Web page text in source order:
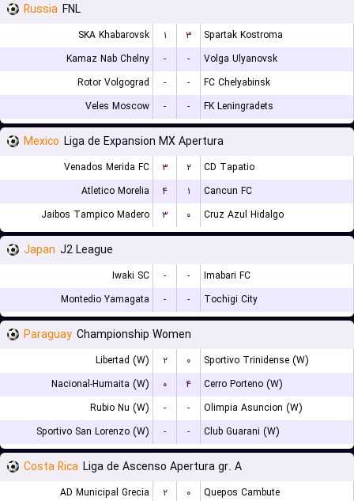
Russia FNL
SKA Khabarovsk ۱ ۳
Spartak Kostroma
Kamaz Nab Chelny
- -
Volga Ulyanovsk
Rotor Volgograd
- -
FC Chelyabinsk
Veles Moscow
- - FK Leningradets
Mexico Liga de Expansion MX Apertura
Venados Merida FC ۳ ۲
CD Tapatio
Atletico Morelia
۴ ۱
Cancun FC
Jaibos Tampico Madero
۳ ۰ Cruz Azul Hidalgo
Japan J2 League
Iwaki SC - -
Imabari FC
Montedio Yamagata
- - Tochigi City
Paraguay Championship Women
Libertad (W) ۲ ۰
Sportivo Trinidense (W)
Nacional-Humaita (W)
۰ ۴
Cerro Porteno (W)
Rubio Nu (W)
- -
Olimpia Asuncion (W)
Sportivo San Lorenzo (W)
- - Club Guarani (W)
Costa Rica Liga de Ascenso Apertura gr. A
AD Municipal Grecia ۲ ۰ Quepos Cambute